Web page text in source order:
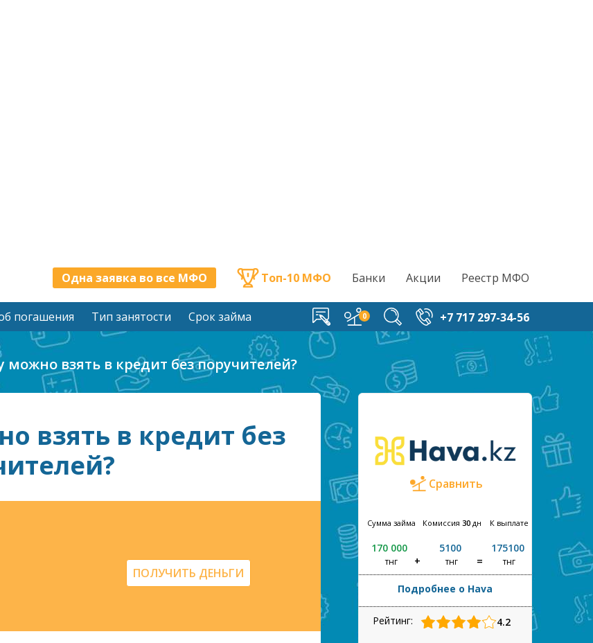
Одна заявка во все МФО Топ-10 МФО Банки Акции Реестр МФО
погашения Тип занятости Срок займа +7 717 297-34-56
взять в кредит без поручителей?
взять в кредит без
ПОЛУЧИТЬ ДЕНЬГИ
Сравнить
Сумма займа
170 000
тнг
Комиссия 30дн
5100
тнг
К выплате
175100
тнг
Подробнее о Hava
Рейтинг: 4.2